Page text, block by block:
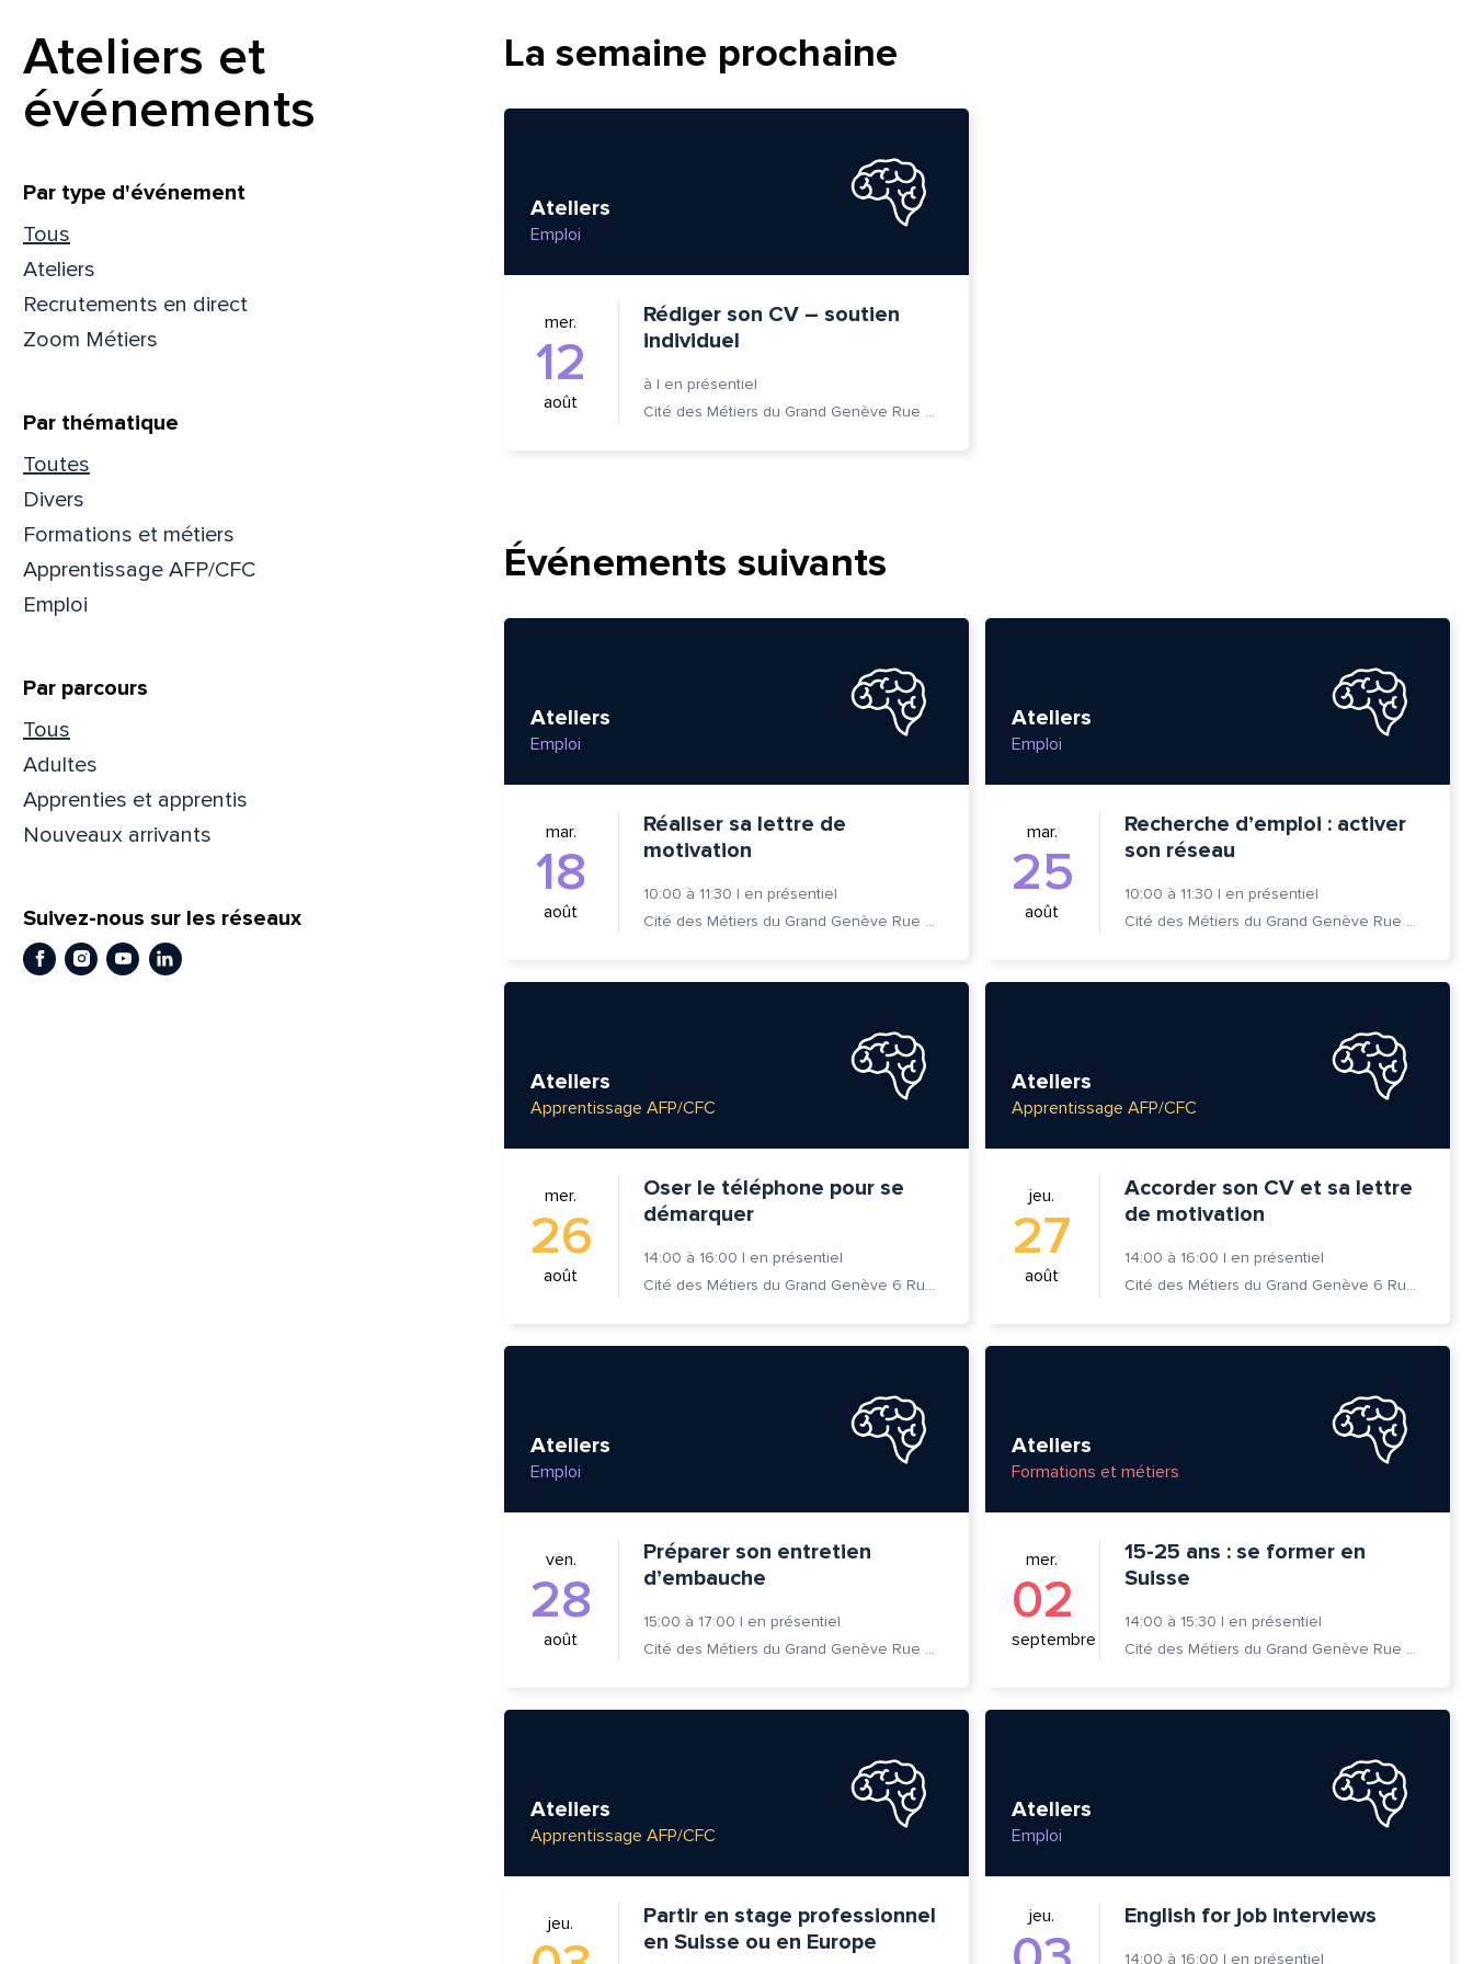
Ateliers et
événements
Filtrer
Par type d'événement
Tous
Ateliers
Recrutements en direct
Zoom Métiers
Par thématique
Toutes
Divers
Formations et métiers
Apprentissage AFP/CFC
Emploi
Par parcours
Tous
Adultes
Apprenties et apprentis
Nouveaux arrivants
Suivez-nous sur les réseaux
Facebook
Instagram
YoutubeLinkedIn
La semaine prochaine
Ateliers
Emploi
mer.
12
août
Rédiger son CV – soutien
individuel
à | en présentiel
Cité des Métiers du Grand Genève Rue Prévost-Martin 6 1205 Genève
Événements suivants
Ateliers
Emploi
mar.
18
août
Réaliser sa lettre de
motivation
10:00 à 11:30 | en présentiel
Cité des Métiers du Grand Genève Rue Prévost-Martin 6 1205 Genève
Ateliers
Emploi
mar.
25
août
Recherche d’emploi : activer
son réseau
10:00 à 11:30 | en présentiel
Cité des Métiers du Grand Genève Rue Prévost-Martin 6 1205 Genève
Ateliers
Apprentissage AFP/CFC
mer.
26
août
Oser le téléphone pour se
démarquer
14:00 à 16:00 | en présentiel
Cité des Métiers du Grand Genève 6 Rue Prévost-Martin 1205 Genève
Ateliers
Apprentissage AFP/CFC
jeu.
27
août
Accorder son CV et sa lettre
de motivation
14:00 à 16:00 | en présentiel
Cité des Métiers du Grand Genève 6 Rue Prévost-Martin 1205 Genève
Ateliers
Emploi
ven.
28
août
Préparer son entretien
d’embauche
15:00 à 17:00 | en présentiel
Cité des Métiers du Grand Genève Rue Prévost-Martin 6 1205 Genève
Ateliers
Formations et métiers
mer.
02
septembre
15-25 ans : se former en
Suisse
14:00 à 15:30 | en présentiel
Cité des Métiers du Grand Genève Rue Prévost-Martin 6 1205 Genève
Ateliers
Apprentissage AFP/CFC
jeu.
Partir en stage professionnel
en Suisse ou en Europe
Ateliers
Emploi
jeu. English for job interviews
14:00 à 16:00 | en présentiel
Message*
Commentaire*